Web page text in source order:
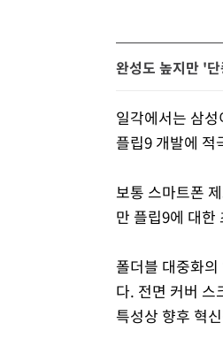
완성도 높지만 '
일각에서는 삼
플립9 개발에 적
보통 스마트폰
만 플립9에 대한
폴더블 대중화
다. 전면 커버 스
특성상 향후 혁